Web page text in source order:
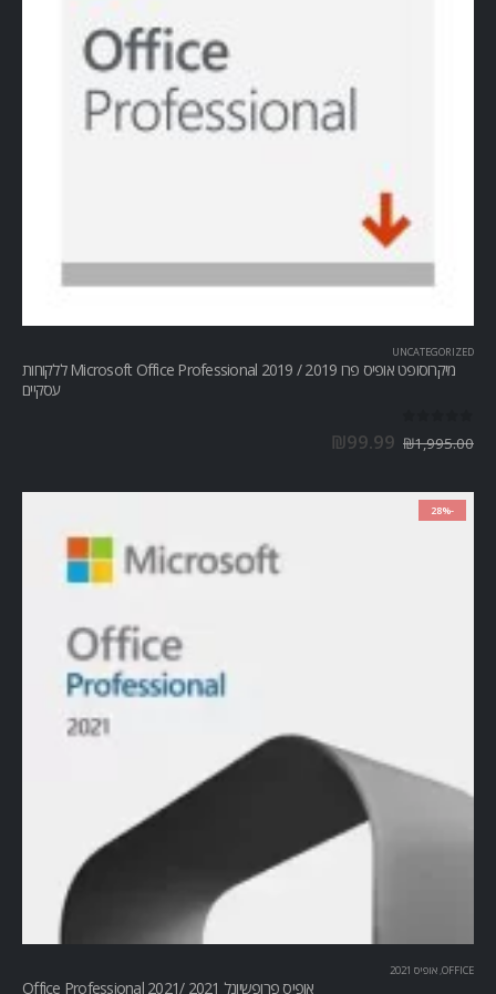
UNCATEGORIZED
מיקרוסופט אופיס פרו Microsoft Office Professional 2019 / 2019 ללקוחות
עסקיים
₪1,995.00
₪99.99
-28%
OFFICE
, אופיס 2021
אופיס פרופשיונל 2021 /Office Professional 2021